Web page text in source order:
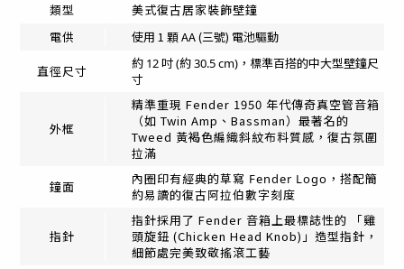
類型
美式復古居家裝飾壁鐘
電供
使用 1 顆 AA (三號) 電池驅動
直徑尺寸
約 12 吋 (約 30.5 cm)，標準百搭的中大型壁鐘尺
寸
外框
精準重現 Fender 1950 年代傳奇真空管音箱
（如 Twin Amp、Bassman）最著名的
Tweed 黃褐色編織斜紋布料質感，復古氛圍
拉滿
鐘面
內圈印有經典的草寫 Fender Logo，搭配簡
約易讀的復古阿拉伯數字刻度
指針
指針採用了 Fender 音箱上最標誌性的 「雞
頭旋鈕 (Chicken Head Knob)」造型指針，
細節處完美致敬搖滾工藝